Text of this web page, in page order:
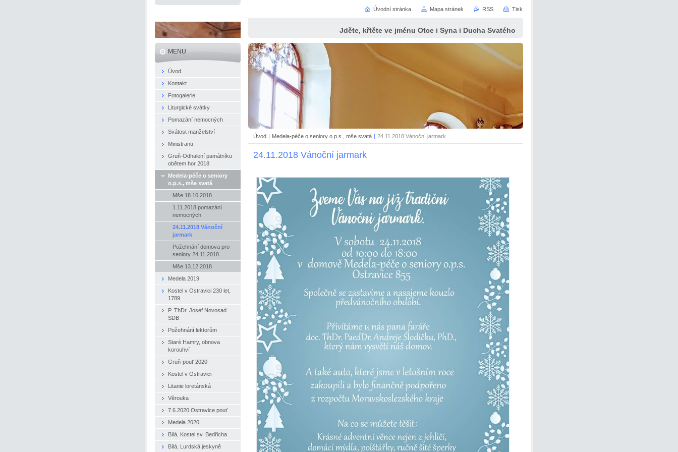
Jděte, křtěte ve jménu Otce i Syna i Ducha Svatého
Úvod | Medela-péče o seniory o.p.s., mše svatá | 24.11.2018 Vánoční jarmark
24.11.2018 Vánoční jarmark
MENU
Úvod
Kontakt
Fotogalerie
Liturgické svátky
Pomazání nemocných
Svátost manželství
Ministranti
Gruň-Odhalení památníku
obětem hor 2018
Medela-péče o seniory
o.p.s., mše svatá
Mše 18.10.2018
1.11.2018 pomazání
nemocných
24.11.2018 Vánoční
jarmark
Požehnání domova pro
seniory 24.11.2018
Mše 13.12.2018
Medela 2019
Kostel v Ostravici 230 let,
1789
P. ThDr. Josef Novosad
SDB
Požehnání lektorům
Staré Hamry, obnova
korouhví
Gruň-pouť 2020
Kostel v Ostravici
Litanie loretánská
Věrouka
7.6.2020 Ostravice pouť
Medela 2020
Bílá, Kostel sv. Bedřicha
Bílá, Lurdská jeskyně
Úvodní stránka Mapa stránek RSS Tisk